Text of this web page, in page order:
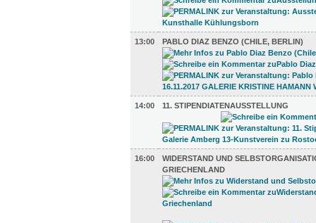
13:00 PABLO DIAZ BENZO (CHILE, BERLIN)
14:00 11. STIPENDIATENAUSSTELLUNG
16:00
WIDERSTAND UND
GRIECHENLAND